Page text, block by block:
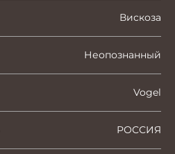
Вискоза
Неопознанный
Vogel
РОССИЯ